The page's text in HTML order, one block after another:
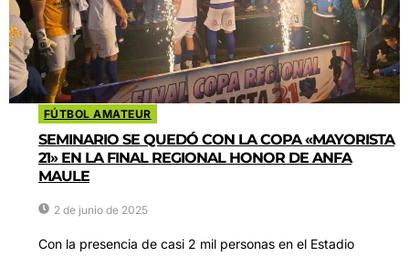
FÚTBOL AMATEUR
SEMINARIO SE QUEDÓ CON LA COPA «MAYORISTA
21» EN LA FINAL REGIONAL HONOR DE ANFA
MAULE
2 de junio de 2025
Con la presencia de casi 2 mil personas en el Estadio